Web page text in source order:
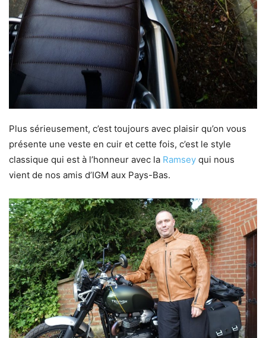
Plus sérieusement, c’est toujours avec plaisir qu’on vous
présente une veste en cuir et cette fois, c’est le style
classique qui est à l’honneur avec la Ramsey qui nous
vient de nos amis d’IGM aux Pays-Bas.